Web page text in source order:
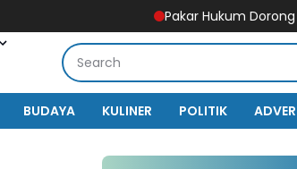
Pakar Hukum Dorong Polri
BUDAYA KULINER POLITIK